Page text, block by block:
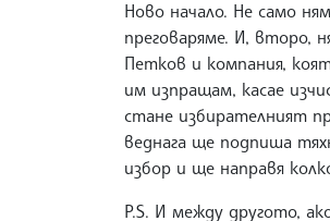
Ново начало. Не само
преговаряме. И, второ,
Петков и компания,
им изпращам, касае
стане избирателният
веднага ще подпиша
избор и ще направя
P.S. И между другото,